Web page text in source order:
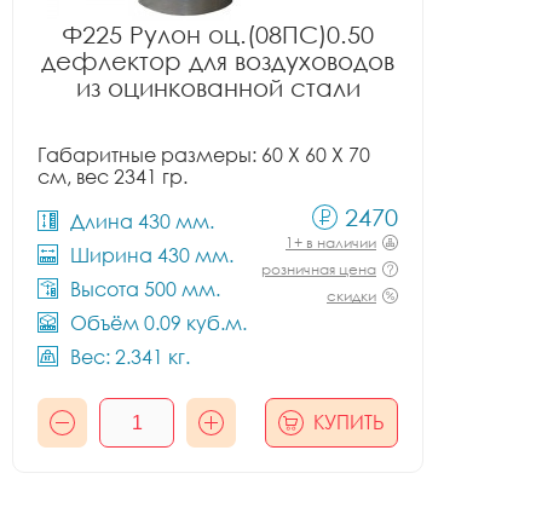
Ф225 Рулон оц.(08ПС)0.50
дефлектор для воздуховодов
из оцинкованной стали
Габаритные размеры: 60 X 60 X 70
см, вес 2341 гр.
Длина 430 мм.
Ширина 430 мм.
Высота 500 мм.
Объём 0.09 куб.м.
Вес: 2.341 кг.
2470
1+ в наличии
розничная цена
скидки
КУПИТЬ